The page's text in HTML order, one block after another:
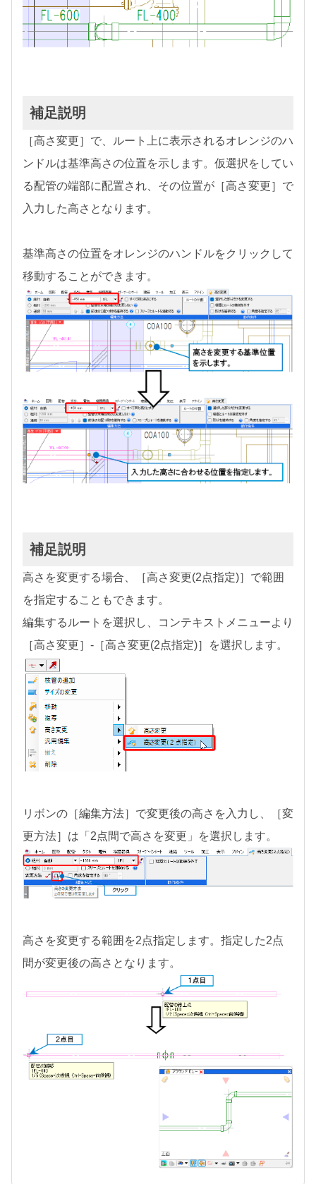
補足説明
［高さ変更］で、ルート上に表示されるオレンジのハ
ンドルは基準高さの位置を示します。仮選択をしてい
る配管の端部に配置され、その位置が［高さ変更］で
入力した高さとなります。
基準高さの位置をオレンジのハンドルをクリックして
移動することができます。
補足説明
高さを変更する場合、［高さ変更(2点指定)］で範囲
を指定することもできます。
編集するルートを選択し、コンテキストメニューより
［高さ変更］-［高さ変更(2点指定)］を選択します。
リボンの［編集方法］で変更後の高さを入力し、［変
更方法］は「2点間で高さを変更」を選択します。
高さを変更する範囲を2点指定します。指定した2点
間が変更後の高さとなります。